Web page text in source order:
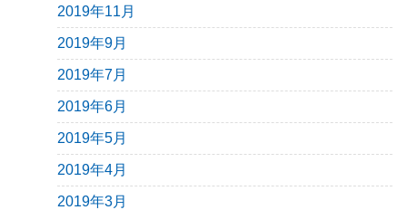
2019年11月
2019年9月
2019年7月
2019年6月
2019年5月
2019年4月
2019年3月